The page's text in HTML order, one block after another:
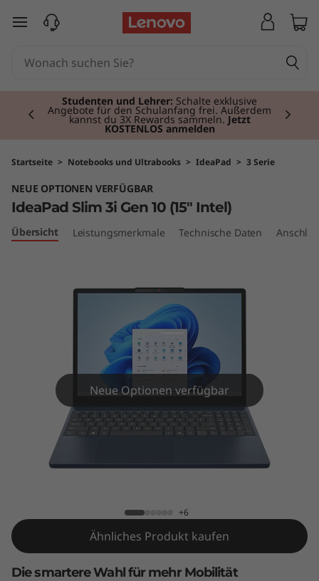
o
d
3
zum Hauptinhalt springen
Studenten und Lehrer: Schalte exklusive
Angebote für den Schulanfang frei. Außerdem
kannst du 3X Rewards sammeln. Jetzt
KOSTENLOS anmelden
Currently displaying item 2 of 3
Startseite > Notebooks und Ultrabooks > IdeaPad > 3 Serie
NEUE OPTIONEN VERFÜGBAR
IdeaPad Slim 3i Gen 10 (15" Intel)
Übersicht Leistungsmerkmale Technische Daten
Neue Optionen verfügbar
+6
Ähnliches Produkt kaufen
Die smartere Wahl für mehr Mobilität